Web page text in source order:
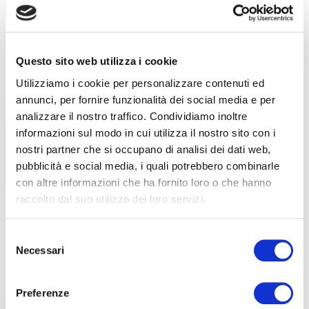
Questo sito web utilizza i cookie
Utilizziamo i cookie per personalizzare contenuti ed
annunci, per fornire funzionalità dei social media e per
analizzare il nostro traffico. Condividiamo inoltre
informazioni sul modo in cui utilizza il nostro sito con i
nostri partner che si occupano di analisi dei dati web,
pubblicità e social media, i quali potrebbero combinarle
con altre informazioni che ha fornito loro o che hanno
raccolto dal suo utilizzo dei loro servizi.
delNecessari
Preferenze
Competenze, innovazione e benessere: il
piano formativo che ha accompagnato
16 Luglio 2026
“Stare bene oggi per stare meglio
domani”: la formazione dei docenti
parte dal benessere
Un incontro in collaborazione con LILT
Bergamo all’interno della formazione
13 Luglio 2026
Sei diplomato all’ISISS di Gazzaniga?
Una nuova opportunità formativa nasce